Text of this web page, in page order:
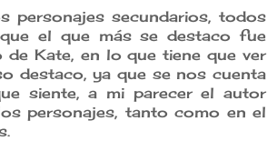
personajes secundarios, todos
el que más se destaco fue
Kate, en lo que tiene que ver
destaco, ya que se nos cuenta
siente, a mi parecer el autor
personajes, tanto como en el